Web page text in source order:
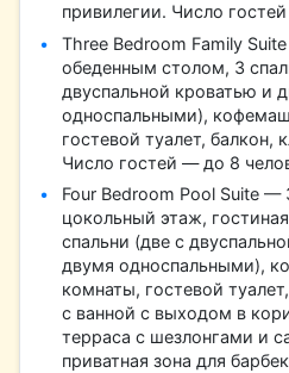
привилегии. Число
Three Bedroom Family
обеденным столом, 3
двуспальной кроватью и
односпальными),
гостевой туалет, балкон,
Число гостей — до 8
Four Bedroom Pool Suite —
цокольный этаж,
спальни (две с
двумя односпальными),
комнаты, гостевой
с ванной с выходом в
терраса с шезлонгами и
приватная зона для